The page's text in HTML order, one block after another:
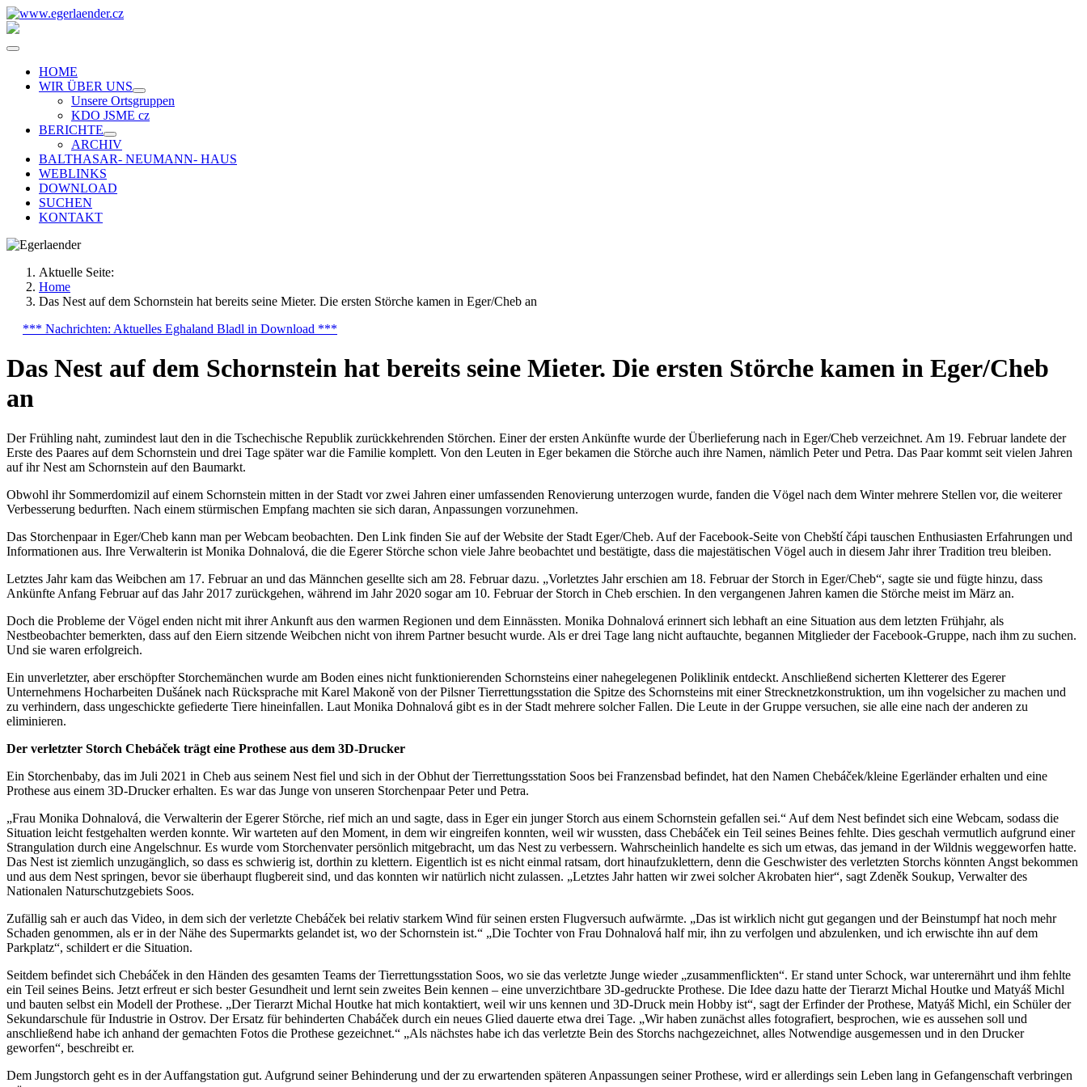
HOME
WIR ÜBER UNS
Unsere Ortsgruppen
KDO JSME cz
BERICHTE
ARCHIV
BALTHASAR- NEUMANN- HAUS
WEBLINKS
DOWNLOAD
SUCHEN
KONTAKT
Aktuelle Seite:
Home
Das Nest auf dem Schornstein hat bereits seine Mieter. Die ersten Störche kamen in Eger/Cheb an
*** Nachrichten: Aktuelles Eghaland Bladl in Download ***
Das Nest auf dem Schornstein hat bereits seine Mieter. Die ersten Störche kamen in Eger/Cheb
an
Der Frühling naht, zumindest laut den in die Tschechische Republik zurückkehrenden Störchen. Einer der ersten Ankünfte wurde der Überlieferung nach in Eger/Cheb verzeichnet. Am 19. Februar landete der
Erste des Paares auf dem Schornstein und drei Tage später war die Familie komplett. Von den Leuten in Eger bekamen die Störche auch ihre Namen, nämlich Peter und Petra. Das Paar kommt seit vielen Jahren
auf ihr Nest am Schornstein auf den Baumarkt.
Obwohl ihr Sommerdomizil auf einem Schornstein mitten in der Stadt vor zwei Jahren einer umfassenden Renovierung unterzogen wurde, fanden die Vögel nach dem Winter mehrere Stellen vor, die weiterer
Verbesserung bedurften. Nach einem stürmischen Empfang machten sie sich daran, Anpassungen vorzunehmen.
Das Storchenpaar in Eger/Cheb kann man per Webcam beobachten. Den Link finden Sie auf der Website der Stadt Eger/Cheb. Auf der Facebook-Seite von Chebští čápi tauschen Enthusiasten Erfahrungen und
Informationen aus. Ihre Verwalterin ist Monika Dohnalová, die die Egerer Störche schon viele Jahre beobachtet und bestätigte, dass die majestätischen Vögel auch in diesem Jahr ihrer Tradition treu bleiben.
Letztes Jahr kam das Weibchen am 17. Februar an und das Männchen gesellte sich am 28. Februar dazu. „Vorletztes Jahr erschien am 18. Februar der Storch in Eger/Cheb“, sagte sie und fügte hinzu, dass
Ankünfte Anfang Februar auf das Jahr 2017 zurückgehen, während im Jahr 2020 sogar am 10. Februar der Storch in Cheb erschien. In den vergangenen Jahren kamen die Störche meist im März an.
Doch die Probleme der Vögel enden nicht mit ihrer Ankunft aus den warmen Regionen und dem Einnässten. Monika Dohnalová erinnert sich lebhaft an eine Situation aus dem letzten Frühjahr, als
Nestbeobachter bemerkten, dass auf den Eiern sitzende Weibchen nicht von ihrem Partner besucht wurde. Als er drei Tage lang nicht auftauchte, begannen Mitglieder der Facebook-Gruppe, nach ihm zu suchen.
Und sie waren erfolgreich.
Ein unverletzter, aber erschöpfter Storchemänchen wurde am Boden eines nicht funktionierenden Schornsteins einer nahegelegenen Poliklinik entdeckt. Anschließend sicherten Kletterer des Egerer
Unternehmens Hocharbeiten Dušánek nach Rücksprache mit Karel Makoně von der Pilsner Tierrettungsstation die Spitze des Schornsteins mit einer Strecknetzkonstruktion, um ihn vogelsicher zu machen und
zu verhindern, dass ungeschickte gefiederte Tiere hineinfallen. Laut Monika Dohnalová gibt es in der Stadt mehrere solcher Fallen. Die Leute in der Gruppe versuchen, sie alle eine nach der anderen zu
eliminieren.
Der verletzter Storch Chebáček trägt eine Prothese aus dem 3D-Drucker
Ein Storchenbaby, das im Juli 2021 in Cheb aus seinem Nest fiel und sich in der Obhut der Tierrettungsstation Soos bei Franzensbad befindet, hat den Namen Chebáček/kleine Egerländer erhalten und eine
Prothese aus einem 3D-Drucker erhalten. Es war das Junge von unseren Storchenpaar Peter und Petra.
„Frau Monika Dohnalová, die Verwalterin der Egerer Störche, rief mich an und sagte, dass in Eger ein junger Storch aus einem Schornstein gefallen sei.“ Auf dem Nest befindet sich eine Webcam, sodass die
Situation leicht festgehalten werden konnte. Wir warteten auf den Moment, in dem wir eingreifen konnten, weil wir wussten, dass Chebáček ein Teil seines Beines fehlte. Dies geschah vermutlich aufgrund einer
Strangulation durch eine Angelschnur. Es wurde vom Storchenvater persönlich mitgebracht, um das Nest zu verbessern. Wahrscheinlich handelte es sich um etwas, das jemand in der Wildnis weggeworfen hatte.
Das Nest ist ziemlich unzugänglich, so dass es schwierig ist, dorthin zu klettern. Eigentlich ist es nicht einmal ratsam, dort hinaufzuklettern, denn die Geschwister des verletzten Storchs könnten Angst bekommen
und aus dem Nest springen, bevor sie überhaupt flugbereit sind, und das konnten wir natürlich nicht zulassen. „Letztes Jahr hatten wir zwei solcher Akrobaten hier“, sagt Zdeněk Soukup, Verwalter des
Nationalen Naturschutzgebiets Soos.
Zufällig sah er auch das Video, in dem sich der verletzte Chebáček bei relativ starkem Wind für seinen ersten Flugversuch aufwärmte. „Das ist wirklich nicht gut gegangen und der Beinstumpf hat noch mehr
Schaden genommen, als er in der Nähe des Supermarkts gelandet ist, wo der Schornstein ist.“ „Die Tochter von Frau Dohnalová half mir, ihn zu verfolgen und abzulenken, und ich erwischte ihn auf dem
Parkplatz“, schildert er die Situation.
Seitdem befindet sich Chebáček in den Händen des gesamten Teams der Tierrettungsstation Soos, wo sie das verletzte Junge wieder „zusammenflickten“. Er stand unter Schock, war unterernährt und ihm fehlte
ein Teil seines Beins. Jetzt erfreut er sich bester Gesundheit und lernt sein zweites Bein kennen – eine unverzichtbare 3D-gedruckte Prothese. Die Idee dazu hatte der Tierarzt Michal Houtke und Matyáš Michl
und bauten selbst ein Modell der Prothese. „Der Tierarzt Michal Houtke hat mich kontaktiert, weil wir uns kennen und 3D-Druck mein Hobby ist“, sagt der Erfinder der Prothese, Matyáš Michl, ein Schüler der
Sekundarschule für Industrie in Ostrov. Der Ersatz für behinderten Chabáček durch ein neues Glied dauerte etwa drei Tage. „Wir haben zunächst alles fotografiert, besprochen, wie es aussehen soll und
anschließend habe ich anhand der gemachten Fotos die Prothese gezeichnet.“ „Als nächstes habe ich das verletzte Bein des Storchs nachgezeichnet, alles Notwendige ausgemessen und in den Drucker
geworfen“, beschreibt er.
Dem Jungstorch geht es in der Auffangstation gut. Aufgrund seiner Behinderung und der zu erwartenden späteren Anpassungen seiner Prothese, wird er allerdings sein Leben lang in Gefangenschaft verbringen